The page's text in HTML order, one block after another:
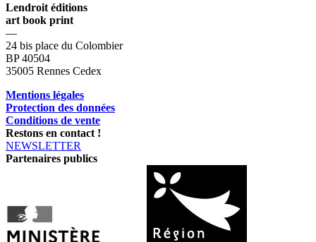
Lendroit éditions
art book print
—
24 bis place du Colombier
BP 40504
35005 Rennes Cedex
Mentions légales
Protection des données
Conditions de vente
Restons en contact !
NEWSLETTER
Partenaires publics